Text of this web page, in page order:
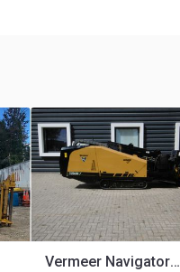
Vermeer Navigator D23X30 S3